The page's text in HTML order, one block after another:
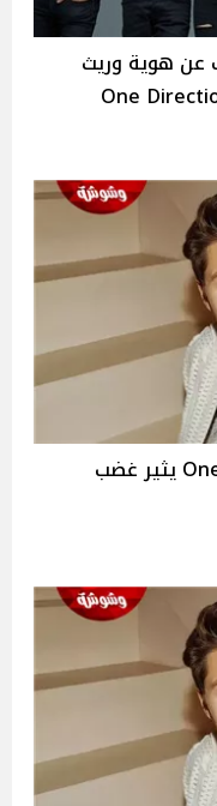
عن هوية وريث
البطل السابق لفرقة One Direction يثير غضب